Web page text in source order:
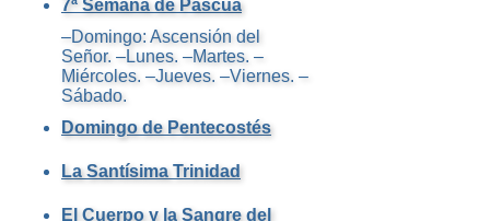
7ª Semana de Pascua
–Domingo: Ascensión del
Señor. –Lunes. –Martes. –
Miércoles. –Jueves. –Viernes. –
Sábado.
Domingo de Pentecostés
La Santísima Trinidad
El Cuerpo y la Sangre del